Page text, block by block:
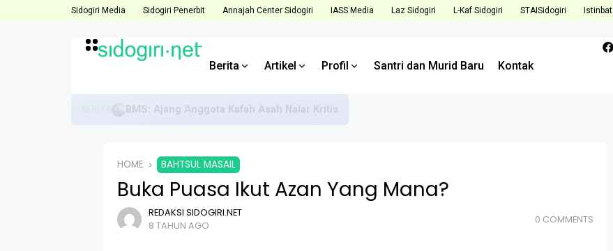
Sidogiri Media Sidogiri Penerbit Annajah Center Sidogiri IASS Media Laz Sidogiri L-Kaf Sidogiri STAISidogiri Istinbat
Berita Artikel Profil Santri dan Murid Baru Kontak
BERITA Direktur ACS Dorong Anggota Hadapi Tantangan dan Tingkatkan Kualitas di Semester Mendatang
HOME BAHTSUL MASAIL
Buka Puasa Ikut Azan Yang Mana?
REDAKSI SIDOGIRI.NET
8 TAHUN AGO
0 COMMENTS